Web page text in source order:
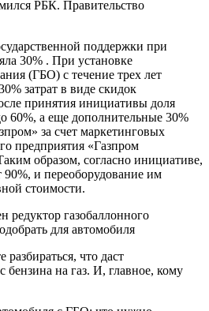
РБК. Правительство
поддержки при
30% . При установке
(ГБО) с течение трех лет
затрат в виде скидок
принятия инициативы доля
60%, а еще дополнительные 30%
за счет маркетинговых
предприятия «Газпром
образом, согласно инициативе,
90%, и переоборудование им
стоимости.
редуктор газобаллонного
для автомобиля
разбираться, что даст
бензина на газ. И, главное, кому